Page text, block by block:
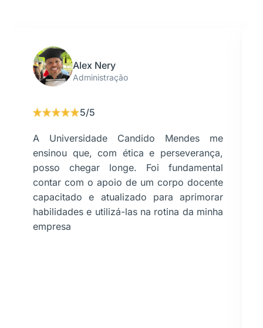
Alex Nery
Administração
5/5
A Universidade Candido Mendes me
ensinou que, com ética e perseverança,
posso chegar longe. Foi fundamental
contar com o apoio de um corpo docente
capacitado e atualizado para aprimorar
habilidades e utilizá-las na rotina da minha
empresa